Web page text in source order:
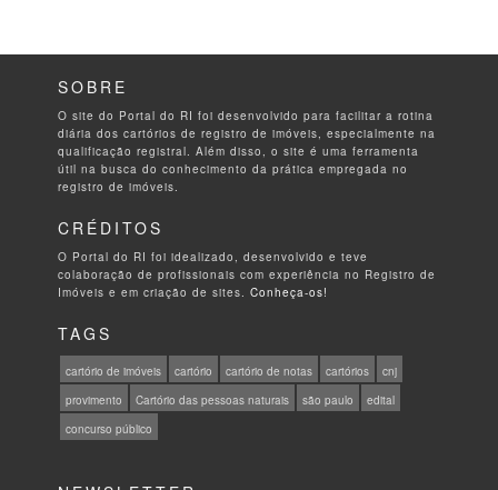
SOBRE
O site do Portal do RI foi desenvolvido para facilitar a rotina
diária dos cartórios de registro de imóveis, especialmente na
qualificação registral. Além disso, o site é uma ferramenta
útil na busca do conhecimento da prática empregada no
registro de imóveis.
CRÉDITOS
O Portal do RI foi idealizado, desenvolvido e teve
colaboração de profissionais com experiência no Registro de
Imóveis e em criação de sites.Conheça-os!
TAGS
cartório de imóveis cartório cartório de notas cartórios
cnj
provimento
Cartório das pessoas naturais são paulo
edital
concurso público